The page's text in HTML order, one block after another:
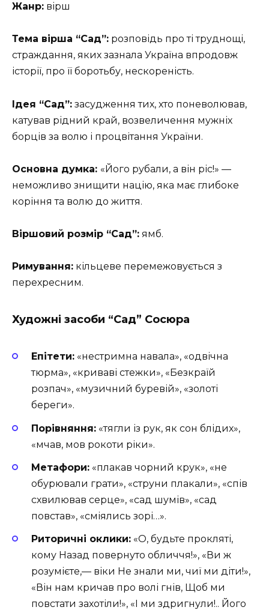
Жанр: вірш
Тема вірша “Сад”: розповідь про ті труднощі,
страждання, яких зазнала Україна впродовж
історії, про її боротьбу, нескореність.
Ідея “Сад”: засудження тих, хто поневолював,
катував рідний край, возвеличення мужніх
борців за волю і процвітання України.
Основна думка: «Його рубали, а він ріс!» —
неможливо знищити націю, яка має глибоке
коріння та волю до життя.
Віршовий розмір “Сад”: ямб.
Римування: кільцеве перемежовується з
перехресним.
Художні засоби “Сад” Сосюра
Епітети: «нестримна навала», «одвічна
тюрма», «криваві стежки», «Безкраїй
розпач», «музичний буревій», «золоті
береги».
Порівняння: «тягли із рук, як сон блідих»,
«мчав, мов рокоти ріки».
Метафори: «плакав чорний крук», «не
обурювали грати», «струни плакали», «спів
схвилював серце», «сад шумів», «сад
повстав», «сміялись зорі…».
Риторичні оклики: «О, будьте прокляті,
кому Назад повернуто обличчя!», «Ви ж
розумієте,— віки Не знали ми, чиї ми діти!»,
«Він нам кричав про волі гнів, Щоб ми
повстати захотіли!», «І ми здригнули!.. Його